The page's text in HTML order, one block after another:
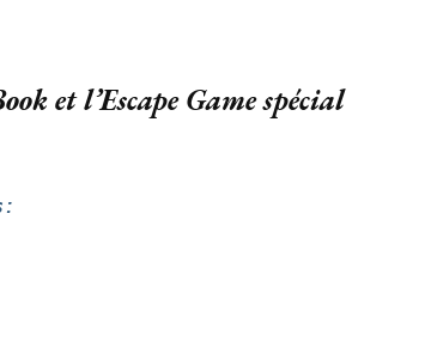
et l’Escape Game spécial
: